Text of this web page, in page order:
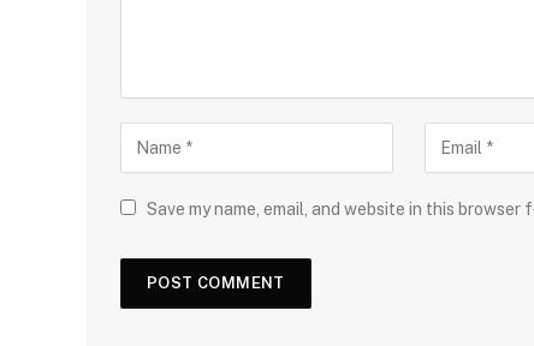
Save my name, email, and website in this browser